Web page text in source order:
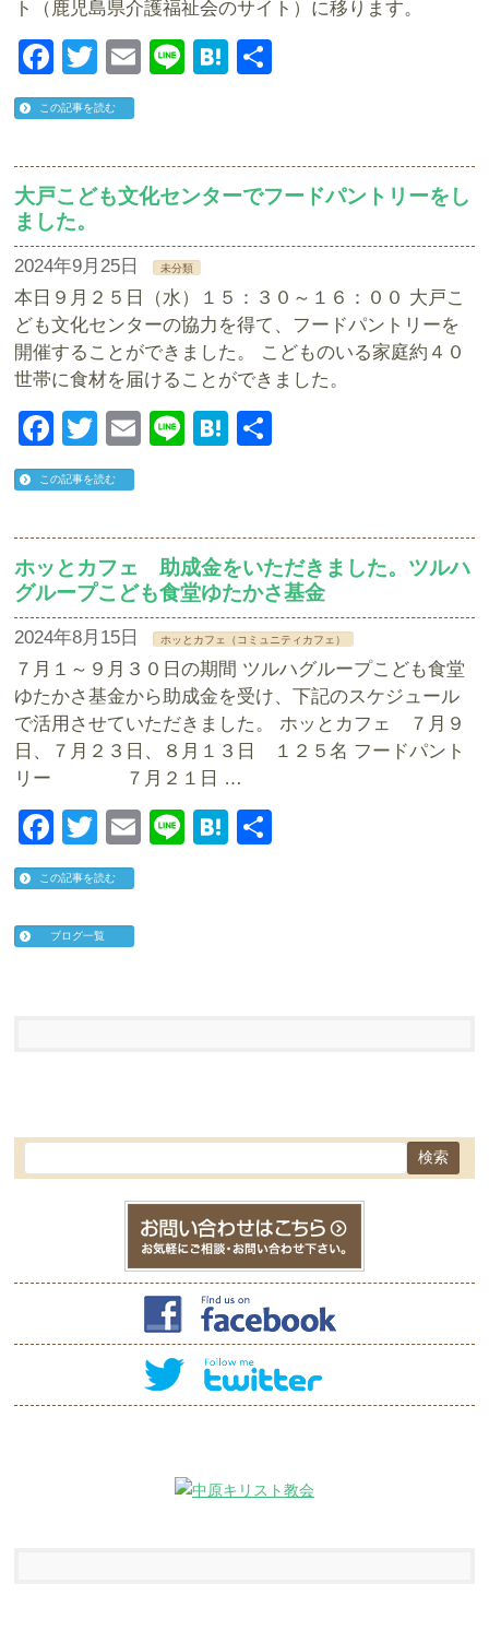
ト（鹿児島県介護福祉会のサイト）に移ります。
Facebook
Twitter
EmailLineHatena
この記事を読む
大戸こども文化センターでフードパントリーをし
ました。
2024年9月25日 未分類
本日９月２５日（水）１５：３０～１６：００ 大戸こ
ども文化センターの協力を得て、フードパントリーを
開催することができました。 こどものいる家庭約４０
世帯に食材を届けることができました。
Facebook
Twitter
EmailLineHatena
この記事を読む
ホッとカフェ 助成金をいただきました。ツルハ
グループこども食堂ゆたかさ基金
2024年8月15日 ホッとカフェ（コミュニティカフェ）
７月１～９月３０日の期間 ツルハグループこども食堂
ゆたかさ基金から助成金を受け、下記のスケジュール
で活用させていただきました。 ホッとカフェ ７月９
日、７月２３日、８月１３日 １２５名 フードパント
リー ７月２１日 …
Facebook
Twitter
EmailLineHatena
この記事を読む
ブログ一覧